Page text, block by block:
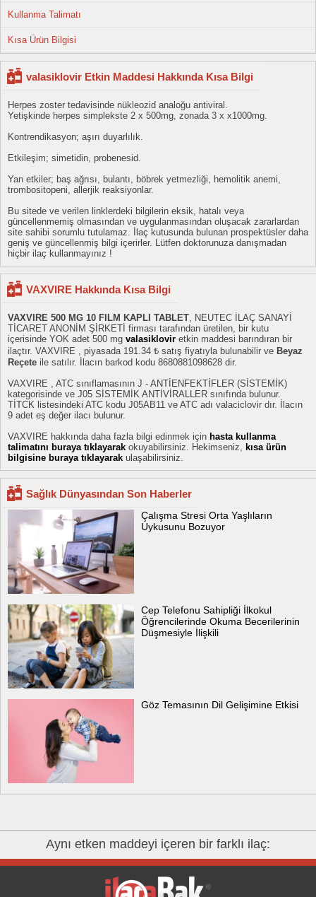
Kullanma Talimatı
Kısa Ürün Bilgisi
valasiklovir Etkin Maddesi Hakkında Kısa Bilgi
Herpes zoster tedavisinde nükleozid analoğu antiviral.
Yetişkinde herpes simplekste 2 x 500mg, zonada 3 x x1000mg.
Kontrendikasyon; aşırı duyarlılık.
Etkileşim; simetidin, probenesid.
Yan etkiler; baş ağrısı, bulantı, böbrek yetmezliği, hemolitik anemi,
trombositopeni, allerjik reaksiyonlar.
Bu sitede ve verilen linklerdeki bilgilerin eksik, hatalı veya
güncellenmemiş olmasından ve uygulanmasından oluşacak zararlardan
site sahibi sorumlu tutulamaz. İlaç kutusunda bulunan prospektüsler daha
geniş ve güncellenmiş bilgi içerirler. Lütfen doktorunuza danışmadan
hiçbir ilaç kullanmayınız !
VAXVIRE Hakkında Kısa Bilgi
VAXVIRE 500 MG 10 FILM KAPLI TABLET , NEUTEC İLAÇ SANAYİ
TİCARET ANONİM ŞİRKETİ firması tarafından üretilen, bir kutu
içerisinde YOK adet 500 mg valasiklovir etkin maddesi barındıran bir
ilaçtır. VAXVIRE , piyasada 191.34 ₺ satış fiyatıyla bulunabilir ve Beyaz
Reçete ile satılır. İlacın barkod kodu 8680881098628 dir.
VAXVIRE , ATC sınıflamasının J - ANTİENFEKTİFLER (SİSTEMİK)
kategorisinde ve J05 SİSTEMİK ANTİVİRALLER sınıfında bulunur.
TİTCK listesindeki ATC kodu J05AB11 ve ATC adı valaciclovir dır. İlacın
9 adet eş değer ilacı bulunur.
VAXVIRE hakkında daha fazla bilgi edinmek için hasta kullanma
talimatını buraya tıklayarak okuyabilirsiniz. Hekimseniz,
kısa ürün
bilgisine buraya tıklayarak ulaşabilirsiniz.
Sağlık Dünyasından Son Haberler
Çalışma Stresi Orta Yaşlıların
Uykusunu Bozuyor
Cep Telefonu Sahipliği İlkokul
Öğrencilerinde Okuma Becerilerinin
Düşmesiyle İlişkili
Göz Temasının Dil Gelişimine Etkisi
Aynı etken maddeyi içeren bir farklı ilaç: